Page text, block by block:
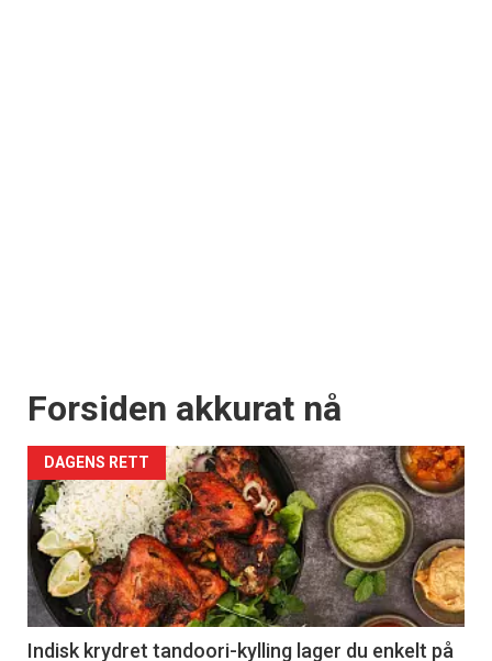
Forsiden akkurat nå
DAGENS RETT
Indisk krydret tandoori-kylling lager du enkelt på